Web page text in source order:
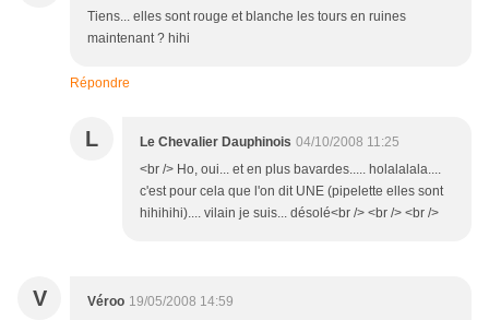
Tiens... elles sont rouge et blanche les tours en ruines
maintenant ? hihi
Répondre
L Le Chevalier Dauphinois 04/10/2008 11:25
<br /> Ho, oui... et en plus bavardes..... holalalala....
c'est pour cela que l'on dit UNE (pipelette elles sont
hihihihi).... vilain je suis... désolé<br /> <br /> <br />
V Véroo 19/05/2008 14:59